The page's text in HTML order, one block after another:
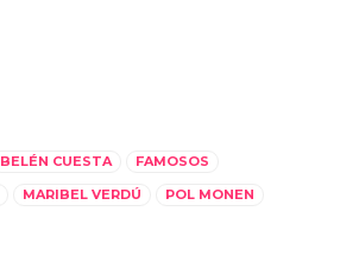
BELÉN CUESTA
FAMOSOS
MARIBEL VERDÚ
POL MONEN